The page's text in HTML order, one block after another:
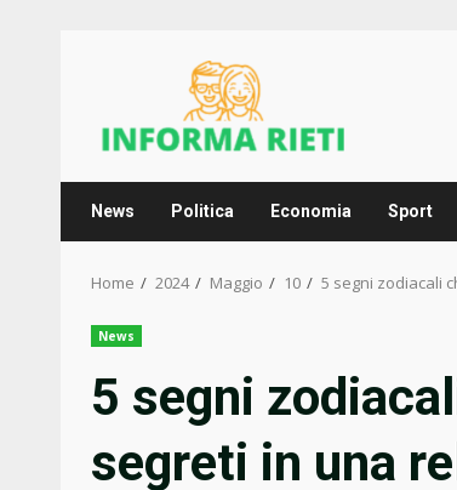
News Politica Economia Sport
Home 2024 Maggio 10 5 segni zodiacali
News
5 segni
segreti in una